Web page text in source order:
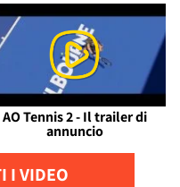
AO Tennis 2 - Il trailer di
annuncio
I VIDEO